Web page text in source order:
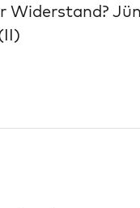
Widerstand?